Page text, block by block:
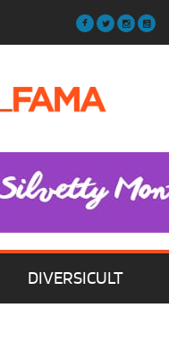
DIVERSICULT